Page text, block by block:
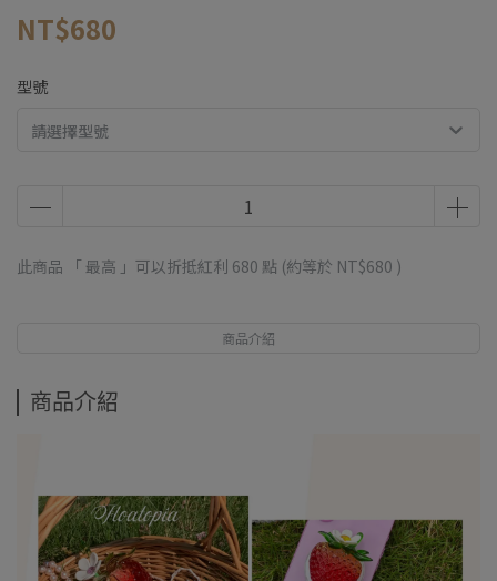
NT$680
型號
請選擇型號
此商品 「 最高 」可以折抵紅利 680 點 (約等於 NT$680 )
商品介紹
商品介紹